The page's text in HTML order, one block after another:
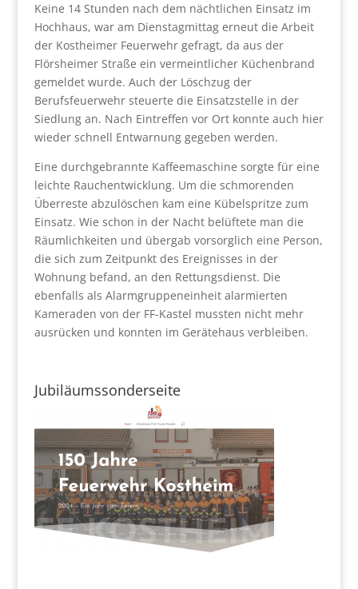
Keine 14 Stunden nach dem nächtlichen Einsatz im
Hochhaus, war am Dienstagmittag erneut die Arbeit
der Kostheimer Feuerwehr gefragt, da aus der
Flörsheimer Straße ein vermeintlicher Küchenbrand
gemeldet wurde. Auch der Löschzug der
Berufsfeuerwehr steuerte die Einsatzstelle in der
Siedlung an. Nach Eintreffen vor Ort konnte auch hier
wieder schnell Entwarnung gegeben werden.
Eine durchgebrannte Kaffeemaschine sorgte für eine
leichte Rauchentwicklung. Um die schmorenden
Überreste abzulöschen kam eine Kübelspritze zum
Einsatz. Wie schon in der Nacht belüftete man die
Räumlichkeiten und übergab vorsorglich eine Person,
die sich zum Zeitpunkt des Ereignisses in der
Wohnung befand, an den Rettungsdienst. Die
ebenfalls als Alarmgruppeneinheit alarmierten
Kameraden von der FF-Kastel mussten nicht mehr
ausrücken und konnten im Gerätehaus verbleiben.
Jubiläumssonderseite